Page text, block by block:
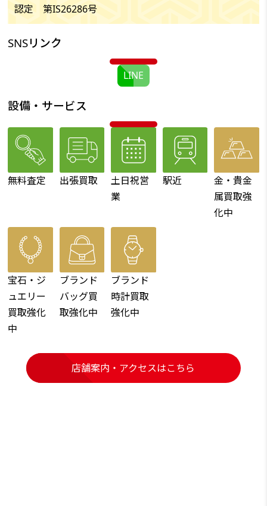
認定 第IS26286号
SNSリンク
LINE
設備・サービス
無料査定 出張買取
土日祝営
業
駅近
金・貴金
属買取強
化中
宝石・ジ
ュエリー
買取強化
中
ブランド
バッグ買
取強化中
ブランド
時計買取
強化中
店舗案内・アクセスはこちら